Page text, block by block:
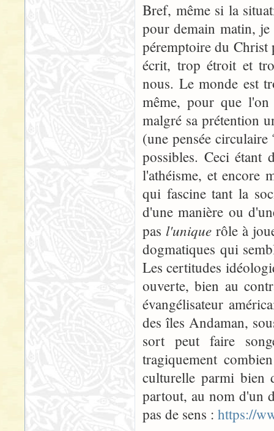
Bref, même si la
pour demain matin,
péremptoire du Christ
écrit, trop étroit et
nous. Le monde est
même, pour que
malgré sa prétention
(une pensée
possibles. Ceci
l'athéisme, et encore
qui fascine tant la
d'une manière ou
pas l'unique rôle à
dogmatiques qui
Les certitudes
ouverte, bien au
évangélisateur
des îles Andaman,
sort peut faire
tragiquement
culturelle parmi bien
partout, au nom d'un
pas de sens : https://